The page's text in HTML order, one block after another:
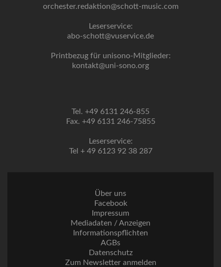
orchester.redaktion@schott-music.com
Leserservice:
abo-schott@vuservice.de
Printbezug für unisono-Mitglieder:
kontakt@uni-sono.org
Tel. +49 6131 246-855
Fax. +49 6131 246-75855
Leserservice:
Tel + 49 6123 92 38 287
Über uns
Facebook
Impressum
Mediadaten / Anzeigen
Informationspflichten
AGBs
Datenschutz
Zum Newsletter anmelden